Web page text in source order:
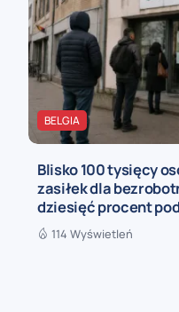
BELGIA
Blisko 100 tysięcy
zasiłek dla
dziesięć procent
114 Wyświetleń